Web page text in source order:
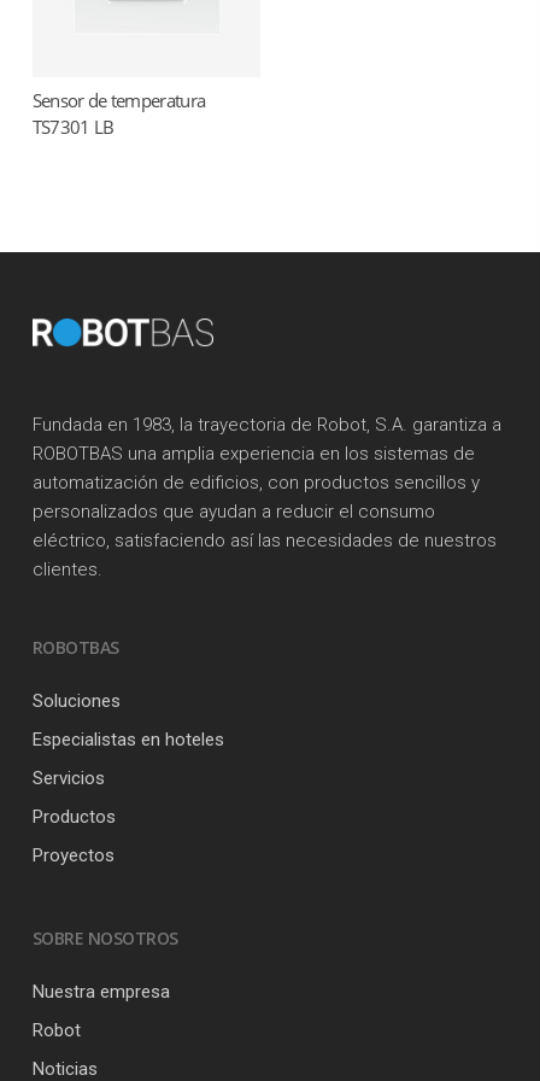
Read more
Sensor de temperatura
TS7301 LB
Fundada en 1983, la trayectoria de Robot, S.A. garantiza a
ROBOTBAS una amplia experiencia en los sistemas de
automatización de edificios, con productos sencillos y
personalizados que ayudan a reducir el consumo
eléctrico, satisfaciendo así las necesidades de nuestros
clientes.
ROBOTBAS
Soluciones
Especialistas en hoteles
Servicios
Productos
Proyectos
SOBRE NOSOTROS
Nuestra empresa
Robot
Noticias